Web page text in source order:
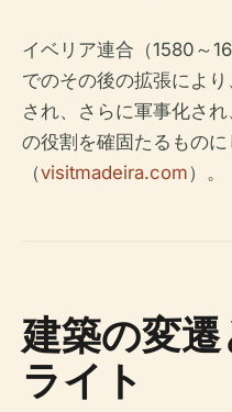
イベリア連合（1580～
でのその後の拡張によ
され、さらに軍事化さ
の役割を確固たるものに
（visitmadeira.com）。
建築の変
ライト